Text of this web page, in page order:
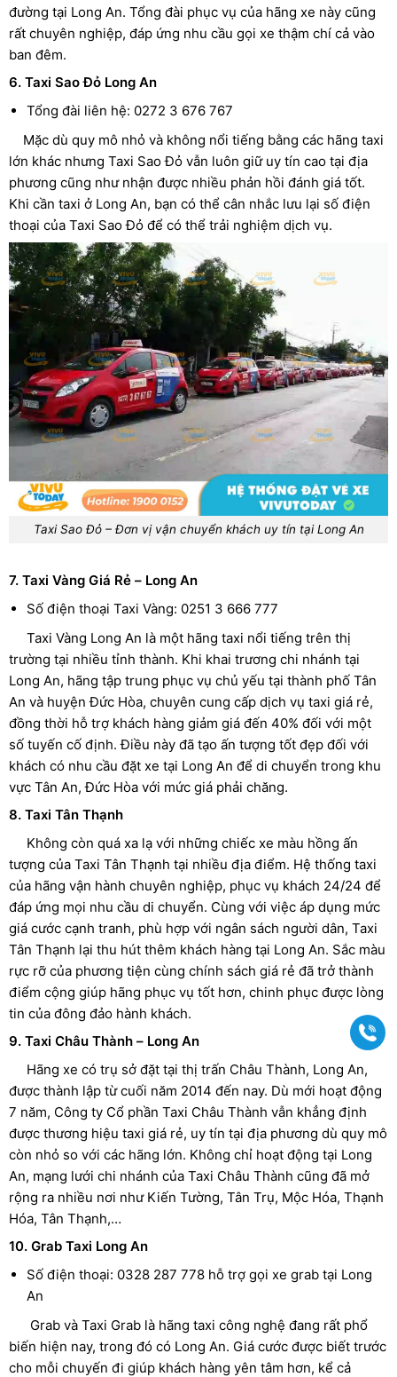
đường tại Long An. Tổng đài phục vụ của hãng xe này cũng
rất chuyên nghiệp, đáp ứng nhu cầu gọi xe thậm chí cả vào
ban đêm.
6. Taxi Sao Đỏ Long An
Tổng đài liên hệ: 0272 3 676 767
Mặc dù quy mô nhỏ và không nổi tiếng bằng các hãng taxi
lớn khác nhưng Taxi Sao Đỏ vẫn luôn giữ uy tín cao tại địa
phương cũng như nhận được nhiều phản hồi đánh giá tốt.
Khi cần taxi ở Long An, bạn có thể cân nhắc lưu lại số điện
thoại của Taxi Sao Đỏ để có thể trải nghiệm dịch vụ.
Taxi Sao Đỏ – Đơn vị vận chuyển khách uy tín tại Long An
7. Taxi Vàng Giá Rẻ – Long An
Số điện thoại Taxi Vàng: 0251 3 666 777
Taxi Vàng Long An là một hãng taxi nổi tiếng trên thị
trường tại nhiều tỉnh thành. Khi khai trương chi nhánh tại
Long An, hãng tập trung phục vụ chủ yếu tại thành phố Tân
An và huyện Đức Hòa, chuyên cung cấp dịch vụ taxi giá rẻ,
đồng thời hỗ trợ khách hàng giảm giá đến 40% đối với một
số tuyến cố định. Điều này đã tạo ấn tượng tốt đẹp đối với
khách có nhu cầu đặt xe tại Long An để di chuyển trong khu
vực Tân An, Đức Hòa với mức giá phải chăng.
8. Taxi Tân Thạnh
Không còn quá xa lạ với những chiếc xe màu hồng ấn
tượng của Taxi Tân Thạnh tại nhiều địa điểm. Hệ thống taxi
của hãng vận hành chuyên nghiệp, phục vụ khách 24/24 để
đáp ứng mọi nhu cầu di chuyển. Cùng với việc áp dụng mức
giá cước cạnh tranh, phù hợp với ngân sách người dân, Taxi
Tân Thạnh lại thu hút thêm khách hàng tại Long An. Sắc màu
rực rỡ của phương tiện cùng chính sách giá rẻ đã trở thành
điểm cộng giúp hãng phục vụ tốt hơn, chinh phục được lòng
tin của đông đảo hành khách.
9. Taxi Châu Thành – Long An
Hãng xe có trụ sở đặt tại thị trấn Châu Thành, Long An,
được thành lập từ cuối năm 2014 đến nay. Dù mới hoạt động
7 năm, Công ty Cổ phần Taxi Châu Thành vẫn khẳng định
được thương hiệu taxi giá rẻ, uy tín tại địa phương dù quy mô
còn nhỏ so với các hãng lớn. Không chỉ hoạt động tại Long
An, mạng lưới chi nhánh của Taxi Châu Thành cũng đã mở
rộng ra nhiều nơi như Kiến Tường, Tân Trụ, Mộc Hóa, Thạnh
Hóa, Tân Thạnh,…
10. Grab Taxi Long An
Số điện thoại: 0328 287 778 hỗ trợ gọi xe grab tại Long
An
Grab và Taxi Grab là hãng taxi công nghệ đang rất phổ
biến hiện nay, trong đó có Long An. Giá cước được biết trước
cho mỗi chuyến đi giúp khách hàng yên tâm hơn, kể cả